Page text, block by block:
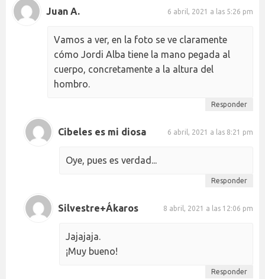
Juan A. 6 abril, 2021 a las 5:26 pm
Vamos a ver, en la foto se ve claramente
cómo Jordi Alba tiene la mano pegada al
cuerpo, concretamente a la altura del
hombro.
Responder
Cibeles es mi diosa 6 abril, 2021 a las 8:21 pm
Oye, pues es verdad...
Responder
Silvestre+Ákaros 8 abril, 2021 a las 12:06 pm
Jajajaja.
¡Muy bueno!
Responder